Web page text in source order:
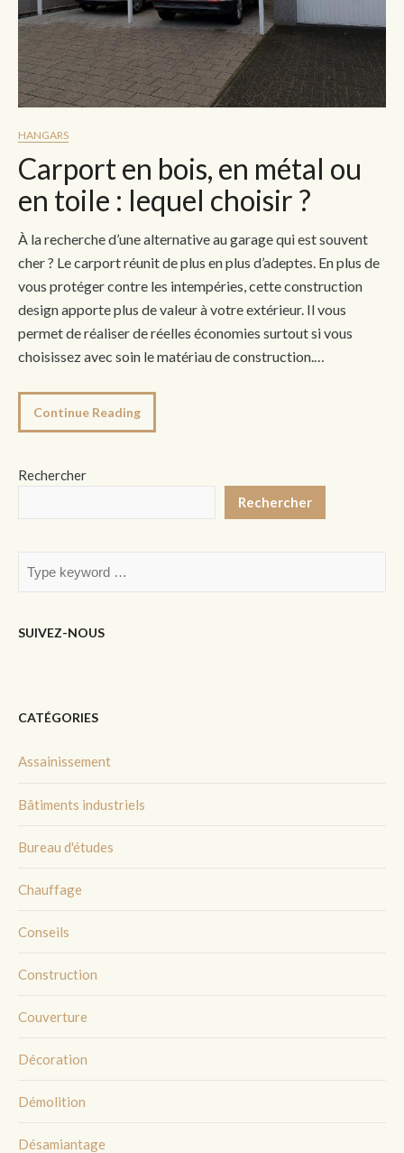
HANGARS
Carport en bois, en métal ou
en toile : lequel choisir ?
À la recherche d’une alternative au garage qui est souvent
cher ? Le carport réunit de plus en plus d’adeptes. En plus de
vous protéger contre les intempéries, cette construction
design apporte plus de valeur à votre extérieur. Il vous
permet de réaliser de réelles économies surtout si vous
choisissez avec soin le matériau de construction.…
Continue Reading
Rechercher
Rechercher
SUIVEZ-NOUS
CATÉGORIES
Assainissement
Bâtiments industriels
Bureau d'études
Chauffage
Conseils
Construction
Couverture
Décoration
Démolition
Désamiantage